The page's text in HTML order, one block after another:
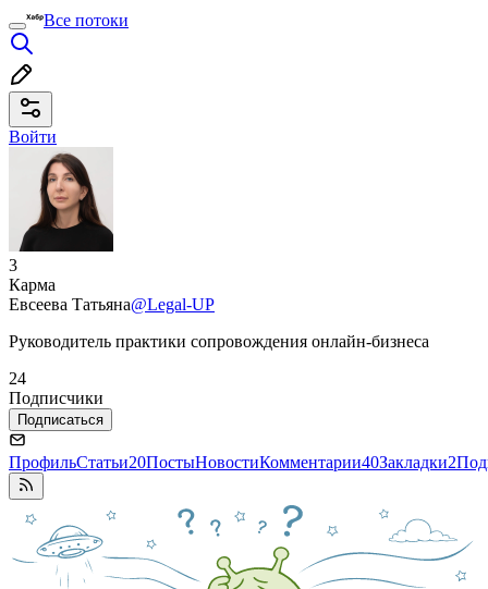
Все потоки
Войти
3
Карма
Евсеева Татьяна@Legal-UP
Руководитель практики сопровождения онлайн-бизнеса
24
Подписчики
Подписаться
ПрофильСтатьи20ПостыНовостиКомментарии40Закладки2